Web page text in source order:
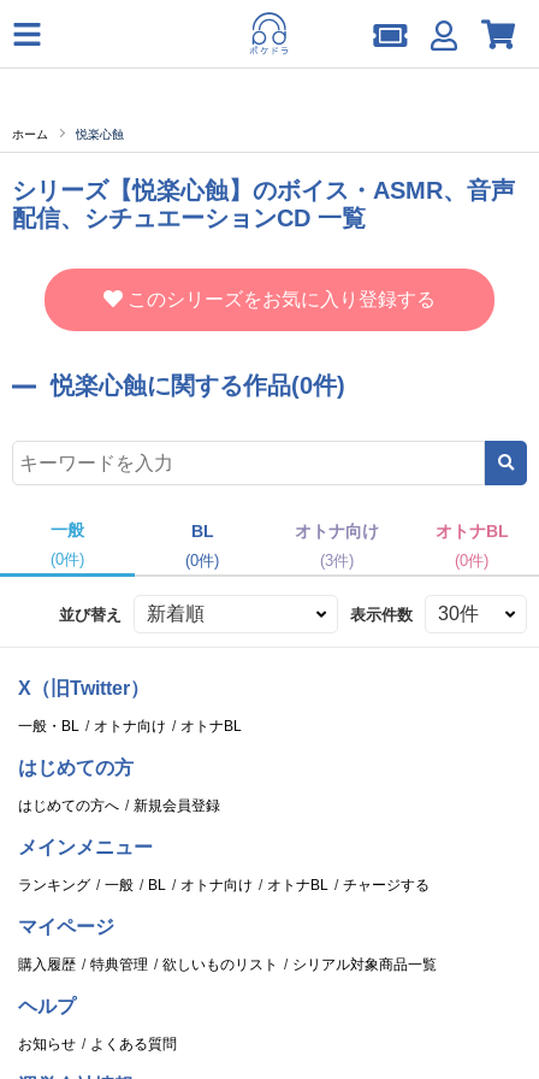
ホーム 悦楽心蝕
シリーズ【悦楽心蝕】のボイス・ASMR、音声
配信、シチュエーションCD 一覧
このシリーズをお気に入り登録する
悦楽心蝕に関する作品(0件)
一般
(0件)
BL
(0件)
オトナ向け
(3件)
オトナBL
(0件)
並び替え 表示件数
X（旧Twitter）
一般・BL オトナ向け オトナBL
はじめての方
はじめての方へ 新規会員登録
メインメニュー
ランキング 一般 BL オトナ向け オトナBL チャージする
マイページ
購入履歴 特典管理 欲しいものリスト シリアル対象商品一覧
ヘルプ
お知らせ よくある質問